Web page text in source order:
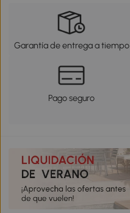
Garantía de entrega a tiempo
Pago seguro